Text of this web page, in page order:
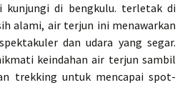
kunjungi di bengkulu. terletak di
alami, air terjun ini menawarkan
dan udara yang segar.
keindahan air terjun sambil
trekking untuk mencapai spot-